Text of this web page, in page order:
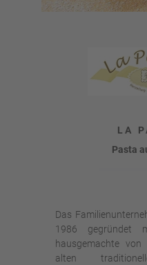
LA
Pasta
Das
1986 gegründet
hausgemachte
alten